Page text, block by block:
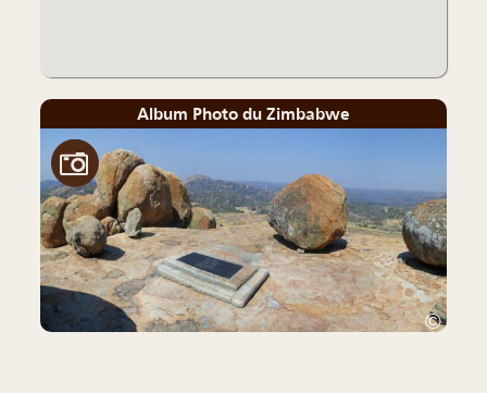
Album Photo du Zimbabwe
©